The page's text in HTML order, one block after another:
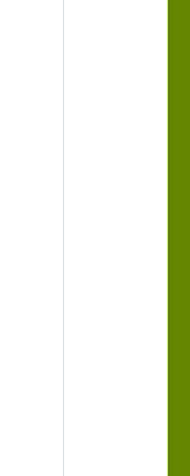
ワルキュー
ヤマノスス
グリザイア
アブソリュ
コメット・
劇場版マク